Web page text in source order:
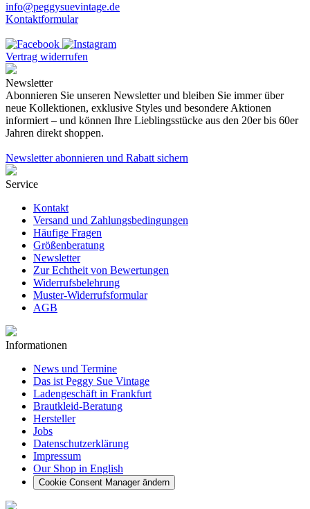
info@peggysuevintage.de
Kontaktformular
Vertrag widerrufen
Newsletter
Abonnieren Sie unseren Newsletter und bleiben Sie immer über
neue Kollektionen, exklusive Styles und besondere Aktionen
informiert – und können Ihre Lieblingsstücke aus den 20er bis 60er
Jahren direkt shoppen.
Newsletter abonnieren und Rabatt sichern
Service
Kontakt
Versand und Zahlungsbedingungen
Häufige Fragen
Größenberatung
Newsletter
Zur Echtheit von Bewertungen
Widerrufsbelehrung
Muster-Widerrufsformular
AGB
Informationen
News und Termine
Das ist Peggy Sue Vintage
Ladengeschäft in Frankfurt
Brautkleid-Beratung
Hersteller
Jobs
Datenschutzerklärung
Impressum
Our Shop in English
Cookie Consent Manager ändern